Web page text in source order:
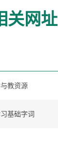
关网址
教资源
基础字词